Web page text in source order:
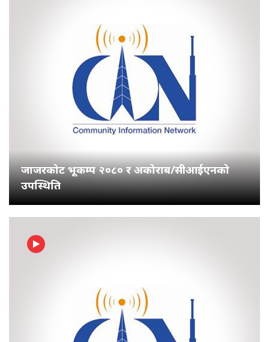
जाजरकोट भूकम्प २०८० र अकोराब/सीआईएनको
उपस्थिति